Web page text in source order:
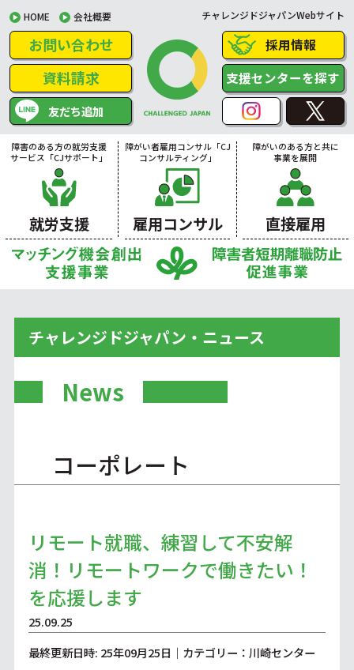
HOME 会社概要 チャレンジドジャパンWebサイト
お問い合わせ
資料請求
友だち追加
採用情報
支援センターを探す
障害のある方の就労支援
サービス「CJサポート」
就労支援
障がい者雇用コンサル「CJ
コンサルティング」
雇用コンサル
障がいのある方と共に
事業を展開
直接雇用
チャレンジドジャパン・ニュース
News
コーポレート
リモート就職、練習して不安解
消！リモートワークで働きたい！
を応援します
25.09.25
最終更新日時: 25年09月25日｜カテゴリー：川崎センター